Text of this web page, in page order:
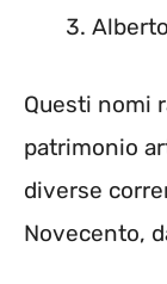
Questi nomi
patrimonio
diverse
Novecento,